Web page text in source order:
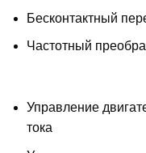
Бесконтактный
Частотный
Управление
тока